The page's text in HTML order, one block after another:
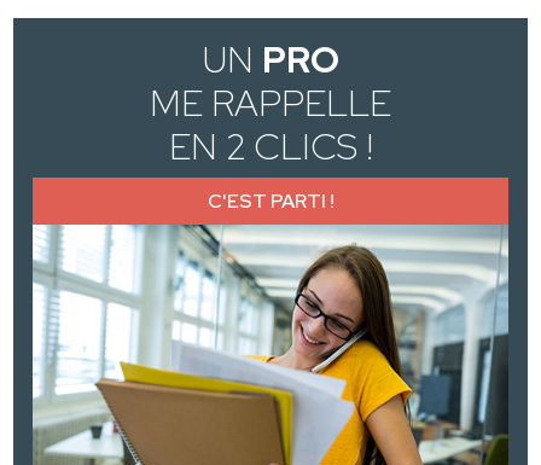
UN PRO
ME RAPPELLE
EN 2 CLICS !
C'EST PARTI !